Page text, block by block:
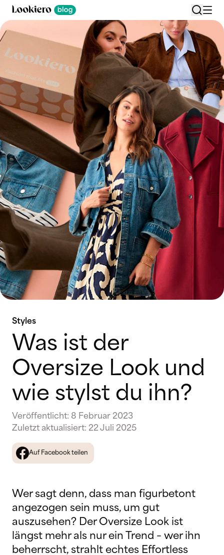
Styles
Was ist der
Oversize Look und
wie stylst du ihn?
Veröffentlicht: 8 Februar 2023
Zuletzt aktualisiert: 22 Juli 2025
Auf Facebook teilen
Wer sagt denn, dass man figurbetont
angezogen sein muss, um gut
auszusehen? Der Oversize Look ist
längst mehr als nur ein Trend – wer ihn
beherrscht, strahlt echtes Effortless